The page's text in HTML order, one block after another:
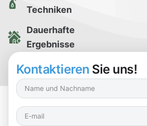
Techniken
Dauerhafte
Ergebnisse
Kostenlose
Reinigungsprobe
Kontaktieren Sie uns!